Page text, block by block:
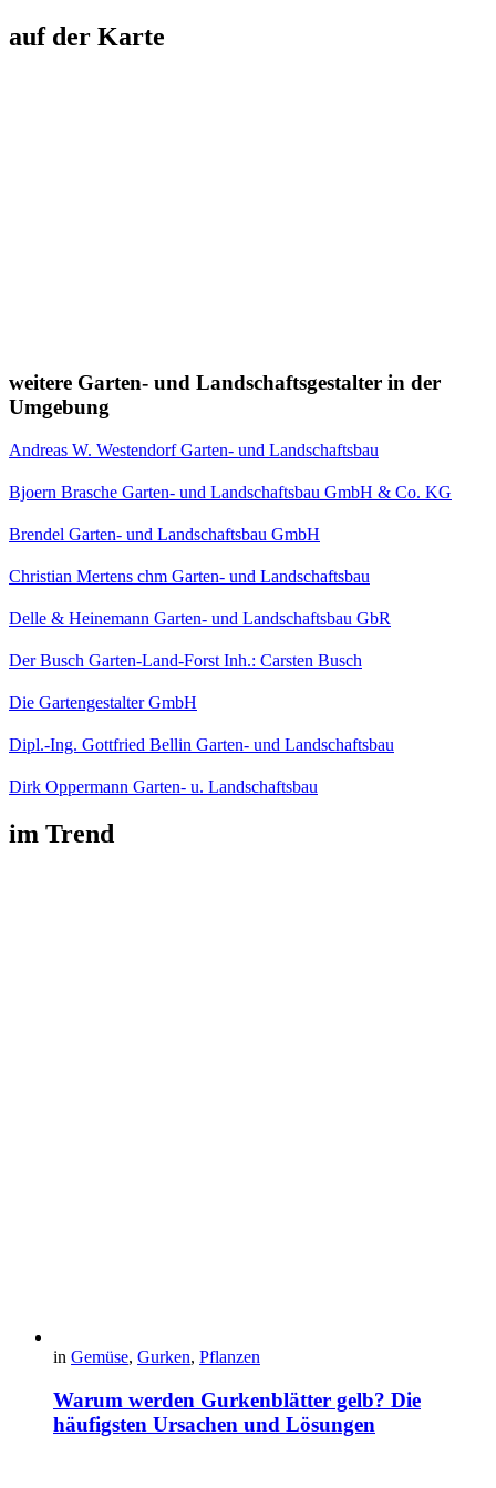
auf der Karte
weitere Garten- und Landschaftsgestalter in der
Umgebung
Andreas W. Westendorf Garten- und Landschaftsbau
Bjoern Brasche Garten- und Landschaftsbau GmbH & Co. KG
Brendel Garten- und Landschaftsbau GmbH
Christian Mertens chm Garten- und Landschaftsbau
Delle & Heinemann Garten- und Landschaftsbau GbR
Der Busch Garten-Land-Forst Inh.: Carsten Busch
Die Gartengestalter GmbH
Dipl.-Ing. Gottfried Bellin Garten- und Landschaftsbau
Dirk Oppermann Garten- u. Landschaftsbau
im Trend
in Gemüse, Gurken, Pflanzen
Warum werden Gurkenblätter gelb? Die
häufigsten Ursachen und Lösungen